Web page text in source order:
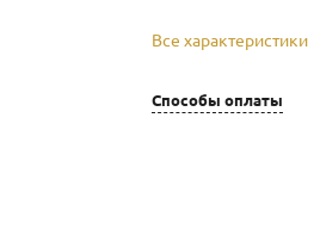
Все характеристики
Способы оплаты